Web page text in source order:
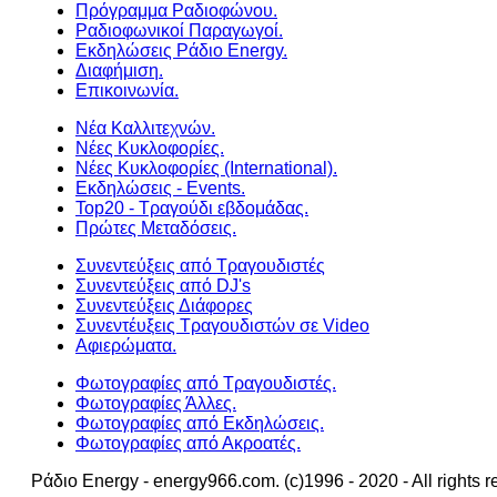
Πρόγραμμα Ραδιοφώνου.
Ραδιοφωνικοί Παραγωγοί.
Εκδηλώσεις Ράδιο Energy.
Διαφήμιση.
Επικοινωνία.
Νέα Καλλιτεχνών.
Νέες Κυκλοφορίες.
Νέες Κυκλοφορίες (International).
Εκδηλώσεις - Events.
Top20 - Τραγούδι εβδομάδας.
Πρώτες Μεταδόσεις.
Συνεντεύξεις από Τραγουδιστές
Συνεντεύξεις από DJ's
Συνεντεύξεις Διάφορες
Συνεντέυξεις Τραγουδιστών σε Video
Αφιερώματα.
Φωτογραφίες από Τραγουδιστές.
Φωτογραφίες Άλλες.
Φωτογραφίες από Εκδηλώσεις.
Φωτογραφίες από Ακροατές.
Ράδιο Energy - energy966.com. (c)1996 - 2020 - All rights